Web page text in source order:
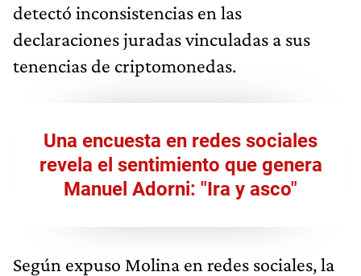
detectó inconsistencias en las
declaraciones juradas vinculadas a sus
tenencias de criptomonedas.
Una encuesta en redes sociales
revela el sentimiento que genera
Manuel Adorni: "Ira y asco"
Según expuso Molina en redes sociales, la